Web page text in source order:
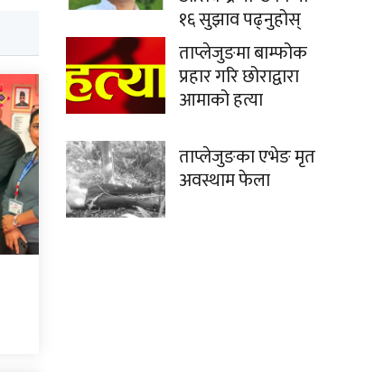
१६ सुझाव पढ्नुहोस्
ताप्लेजुङमा बाम्फोक
प्रहार गरि छोराद्वारा
आमाको हत्या
ताप्लेजुङका एभेङ मृत
अवस्थाम फेला